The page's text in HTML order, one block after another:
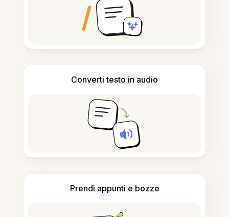
Converti testo in audio
Prendi appunti e bozze